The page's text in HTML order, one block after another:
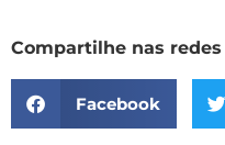
Compartilhe nas redes
Facebook